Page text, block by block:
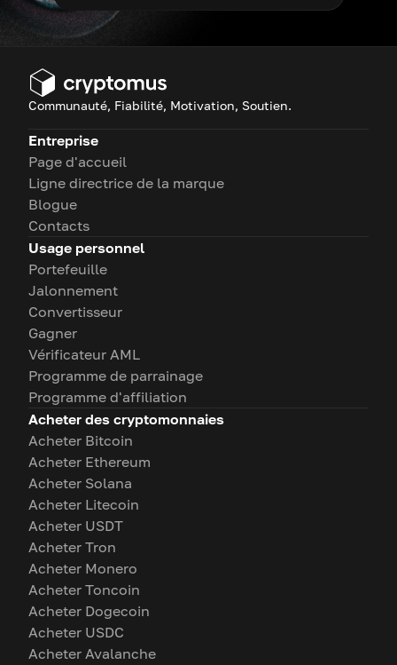
Communauté, Fiabilité, Motivation, Soutien.
Entreprise
Page d'accueil
Ligne directrice de la marque
Blogue
Contacts
Usage personnel
Portefeuille
Jalonnement
Convertisseur
Gagner
Vérificateur AML
Programme de parrainage
Programme d'affiliation
Acheter des cryptomonnaies
Acheter Bitcoin
Acheter Ethereum
Acheter Solana
Acheter Litecoin
Acheter USDT
Acheter Tron
Acheter Monero
Acheter Toncoin
Acheter Dogecoin
Acheter USDC
Acheter Avalanche